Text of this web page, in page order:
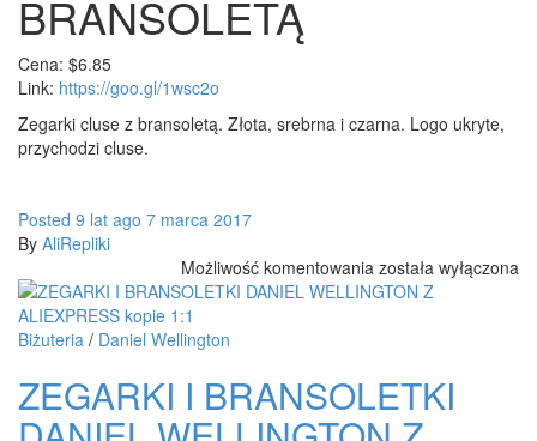
BRANSOLETĄ
Cena: $6.85
Link: https://goo.gl/1wsc2o
Zegarki cluse z bransoletą. Złota, srebrna i czarna. Logo ukryte,
przychodzi cluse.
Posted 9 lat ago 7 marca 2017
By AliRepliki
Możliwość komentowania ZEGARKI
CLUSE
została wyłączona
Biżuteria / Daniel Wellington
ZEGARKI I BRANSOLETKI